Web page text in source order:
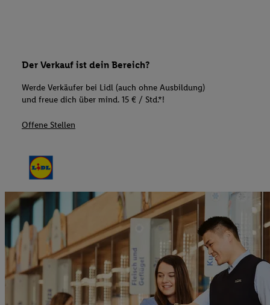
Der Verkauf ist dein Bereich?
Werde Verkäufer bei Lidl (auch ohne Ausbildung)
und freue dich über mind. 15 € / Std.*!
Offene Stellen